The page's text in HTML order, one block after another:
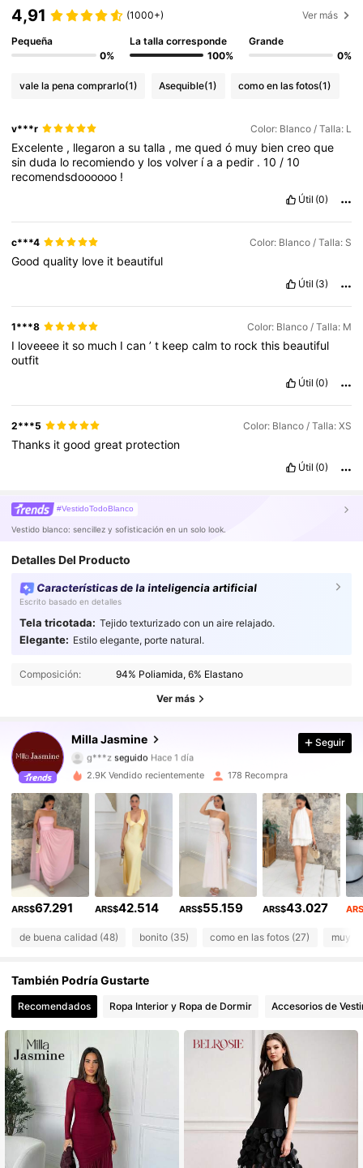
4,91 (1000+) Ver más
Pequeña
0%
La talla corresponde
100%
Grande
0%
vale la pena comprarlo(1) Asequible(1) como en las fotos(1)
v***r Color: Blanco / Talla: L
Excelente , llegaronasutalla , mequedó muy biencreoque
sinduda lo recomiendoy losvolver íaa pedir .10 /10
recomendsdoooooo !
Útil (0)
c***4 Color: Blanco / Talla: S
Goodquality love it beautiful
Útil (3)
1***8 Color: Blanco / Talla: M
I loveeee itso much Ican’t keepcalmto rockthis beautiful
outfit
Útil (0)
2***5 Color: Blanco / Talla: XS
Thanks itgoodgreat protection
Útil (0)
#VestidoTodoBlanco
Vestido blanco: sencillez y sofisticación en un solo look.
Detalles Del Producto
Características de la inteligencia artificial
Escrito basado en detalles
Tela tricotada: Tejido texturizado con un aire relajado.
Elegante: Estilo elegante, porte natural.
Composición: 94% Poliamida, 6% Elastano
Ver más
Milla Jasmine
4,85 1.7K Seguidores
1.7K Seguidores
g***zseguido Hace 1 día
4,85
1.7K Seguidores
4,85 1.7K Seguidores
1.7K Seguidores
4,85 1.7K Seguidores
4,85 1.7K Seguidores
1.7K Seguidores
4,85 1.7K Seguidores
Seguir
2.9K Vendido recientemente 178 Recompra
ARS$67.291 ARS$42.514 ARS$55.159 ARS$43.027
de buena calidad (48) bonito (35) como en las fotos (27) muy
También Podría Gustarte
Recomendados Ropa Interior y Ropa de Dormir Accesorios de